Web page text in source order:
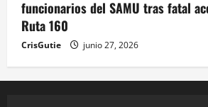
funcionarios del SAMU tras fatal
Ruta 160
CrisGutie junio 27, 2026